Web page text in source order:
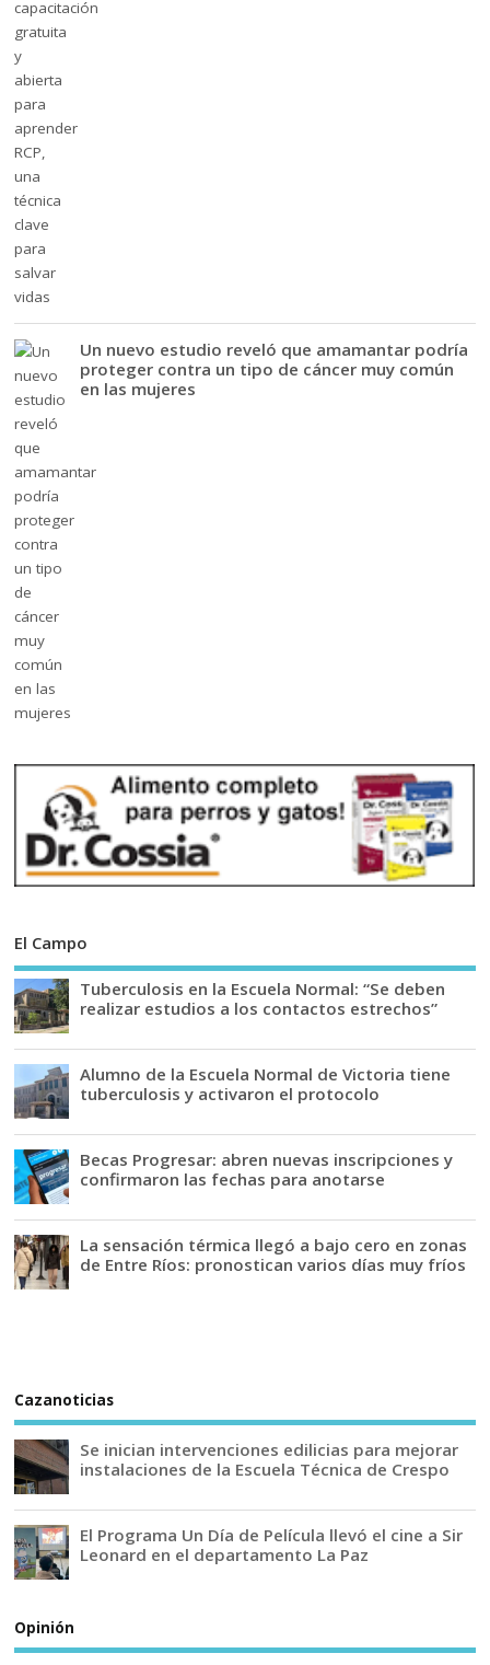
Un nuevo estudio reveló que amamantar podría
proteger contra un tipo de cáncer muy común
en las mujeres
El Campo
Tuberculosis en la Escuela Normal: “Se deben
realizar estudios a los contactos estrechos”
Alumno de la Escuela Normal de Victoria tiene
tuberculosis y activaron el protocolo
Becas Progresar: abren nuevas inscripciones y
confirmaron las fechas para anotarse
La sensación térmica llegó a bajo cero en zonas
de Entre Ríos: pronostican varios días muy fríos
Cazanoticias
Se inician intervenciones edilicias para mejorar
instalaciones de la Escuela Técnica de Crespo
El Programa Un Día de Película llevó el cine a Sir
Leonard en el departamento La Paz
Opinión